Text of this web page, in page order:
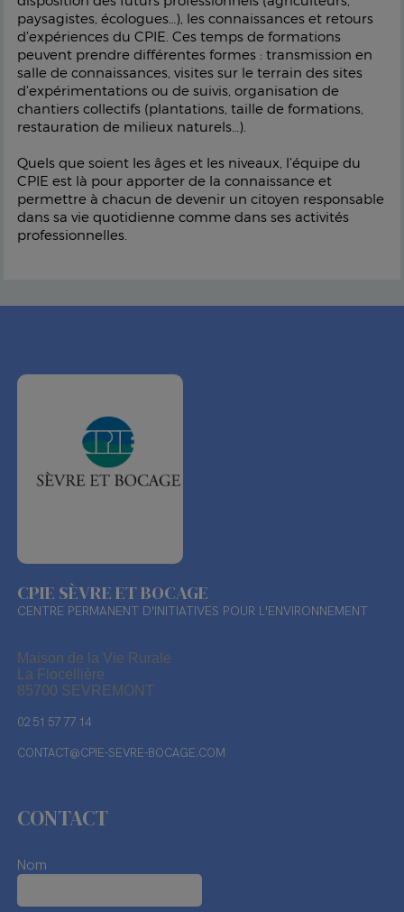
paysagistes, écologues…), les connaissances et retours
d’expériences du CPIE. Ces temps de formations
peuvent prendre différentes formes : transmission en
salle de connaissances, visites sur le terrain des sites
d’expérimentations ou de suivis, organisation de
chantiers collectifs (plantations, taille de formations,
restauration de milieux naturels…).
Quels que soient les âges et les niveaux, l’équipe du
CPIE est là pour apporter de la connaissance et
permettre à chacun de devenir un citoyen responsable
dans sa vie quotidienne comme dans ses activités
professionnelles.
CPIE SÈVRE ET BOCAGE
CENTRE PERMANENT D'INITIATIVES POUR L'ENVIRONNEMENT
Maison de la Vie Rurale
La Flocellière
85700 SEVREMONT
02 51 57 77 14
CONTACT@CPIE-SEVRE-BOCAGE.COM
CONTACT
Nom